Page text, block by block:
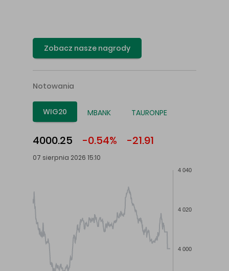
Zobacz nasze nagrody
Notowania
WIG20 MBANK TAURONPE
4000.25 -0.54% -21.91
07 sierpnia 2026 15:10
4 000
4 020
4 040